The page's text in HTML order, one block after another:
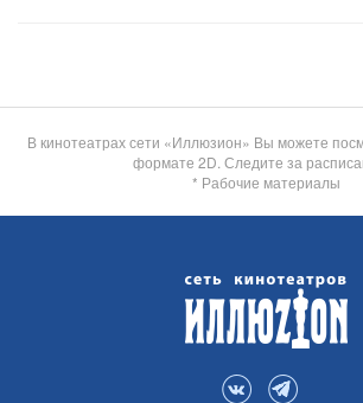
В кинотеатрах сети «Иллюзион» Вы можете
формате 2D. Следите за
* Рабочие материалы